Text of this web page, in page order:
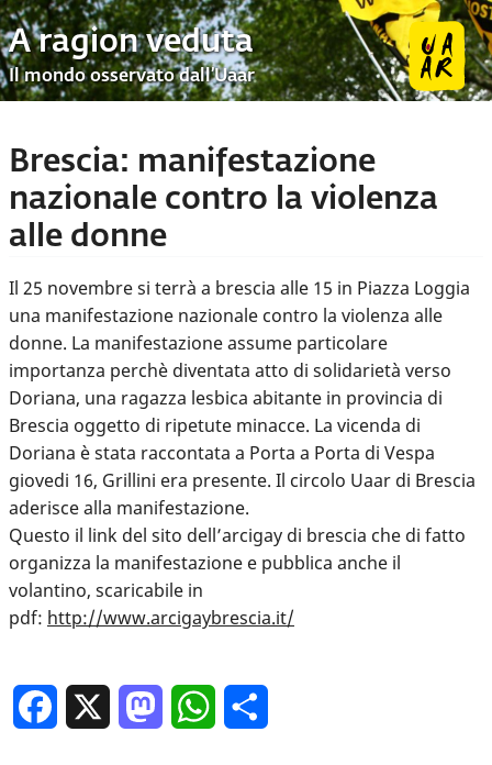
A ragion veduta
Il mondo osservato dall’Uaar
Brescia: manifestazione
nazionale contro la violenza
alle donne
Il 25 novembre si terrà a brescia alle 15 in Piazza Loggia
una manifestazione nazionale contro la violenza alle
donne. La manifestazione assume particolare
importanza perchè diventata atto di solidarietà verso
Doriana, una ragazza lesbica abitante in provincia di
Brescia oggetto di ripetute minacce. La vicenda di
Doriana è stata raccontata a Porta a Porta di Vespa
giovedi 16, Grillini era presente. Il circolo Uaar di Brescia
aderisce alla manifestazione.
Questo il link del sito dell’arcigay di brescia che di fatto
organizza la manifestazione e pubblica anche il
volantino, scaricabile in
pdf: http://www.arcigaybrescia.it/
Facebook MastodonWhatsApp